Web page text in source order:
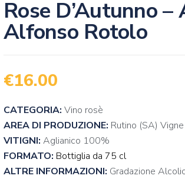
Rose D’Autunno
Alfonso Rotolo
€16.00
CATEGORIA: Vino rosè
AREA DI PRODUZIONE: Rutino (SA)
VITIGNI: Aglianico 100%
FORMATO: Bottiglia da 75 cl
ALTRE INFORMAZIONI: Gradazione